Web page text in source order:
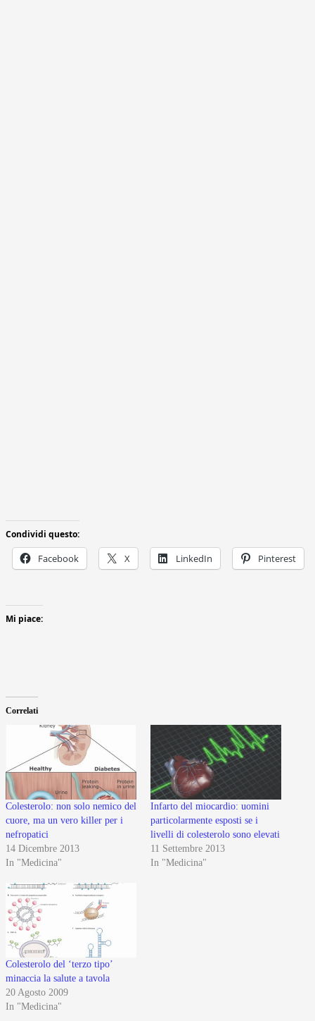
Condividi questo:
Facebook X LinkedIn Pinterest
Mi piace:
Correlati
Colesterolo: non solo nemico del
cuore, ma un vero killer per i
nefropatici
14 Dicembre 2013
In "Medicina"
Infarto del miocardio: uomini
particolarmente esposti se i
livelli di colesterolo sono elevati
11 Settembre 2013
In "Medicina"
Colesterolo del ‘terzo tipo’
minaccia la salute a tavola
20 Agosto 2009
In "Medicina"